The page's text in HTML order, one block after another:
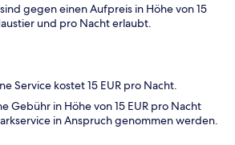
gegen einen Aufpreis in Höhe von 15
und pro Nacht erlaubt.
Service kostet 15 EUR pro Nacht.
Gebühr in Höhe von 15 EUR pro Nacht
in Anspruch genommen werden.